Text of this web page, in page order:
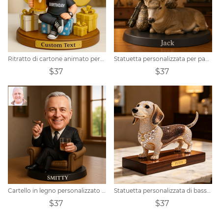
Ritratto di cartone animato personalizzato per il 30° compleanno, regalo per uomo
$37
Statuetta personalizzata per papà cacciatore
$37
Cartello in legno personalizzato con ritratto di sigaro e whisky
$37
Statuetta personalizzata di bassotto tempestata di diamanti
$37